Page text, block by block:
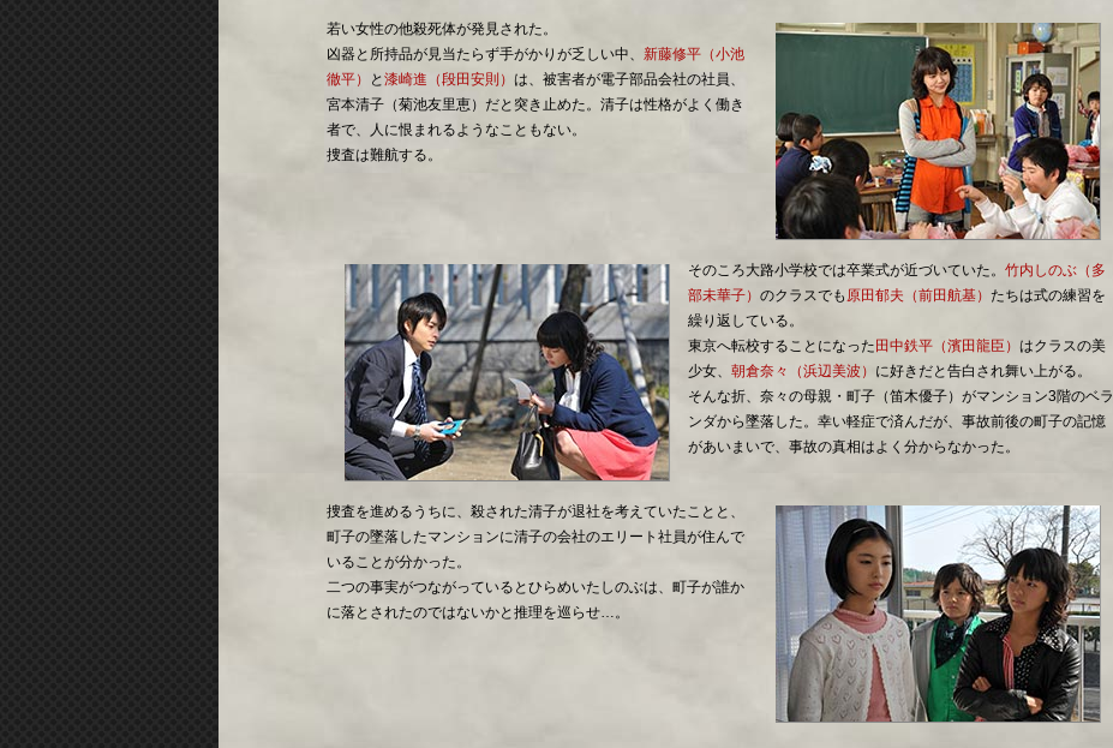
若い女性の他殺死体が発見された。
凶器と所持品が見当たらず手がかりが乏しい中、 新藤修平（小池
徹平）
と 漆崎進（段田安則） は、被害者が電子部品会社の社員、
宮本清子（菊池友里恵）だと突き止めた。清子は性格がよく働き
者で、人に恨まれるようなこともない。
捜査は難航する。
そのころ大路小学校では卒業式が近づいていた。 竹内しのぶ（多
部未華子） のクラスでも 原田郁夫（前田航基） たちは式の練習を
繰り返している。
東京へ転校することになった 田中鉄平（濱田龍臣） はクラスの美
少女、 朝倉奈々（浜辺美波） に好きだと告白され舞い上がる。
そんな折、奈々の母親・町子（笛木優子）がマンション3階のベラ
ンダから墜落した。幸い軽症で済んだが、事故前後の町子の記憶
があいまいで、事故の真相はよく分からなかった。
捜査を進めるうちに、殺された清子が退社を考えていたことと、
町子の墜落したマンションに清子の会社のエリート社員が住んで
いることが分かった。
二つの事実がつながっているとひらめいたしのぶは、町子が誰か
に落とされたのではないかと推理を巡らせ…。